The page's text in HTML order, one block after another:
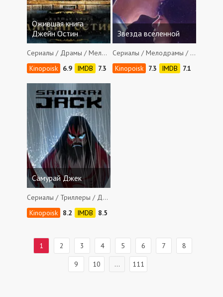
Ожившая книга
Джейн Остин
Сериалы / Драмы / Мелодрамы / Фантастика / Фэнтези
6.9
7.3
Звезда вселенной
Сериалы / Мелодрамы / Фэнтези
7.3
7.1
Самурай Джек
Сериалы / Триллеры / Драмы / Фантастика / Приключения / Боевики / Фэнтези
8.2
8.5
1 2 3 4 5 6 7 8
9 10 ... 111